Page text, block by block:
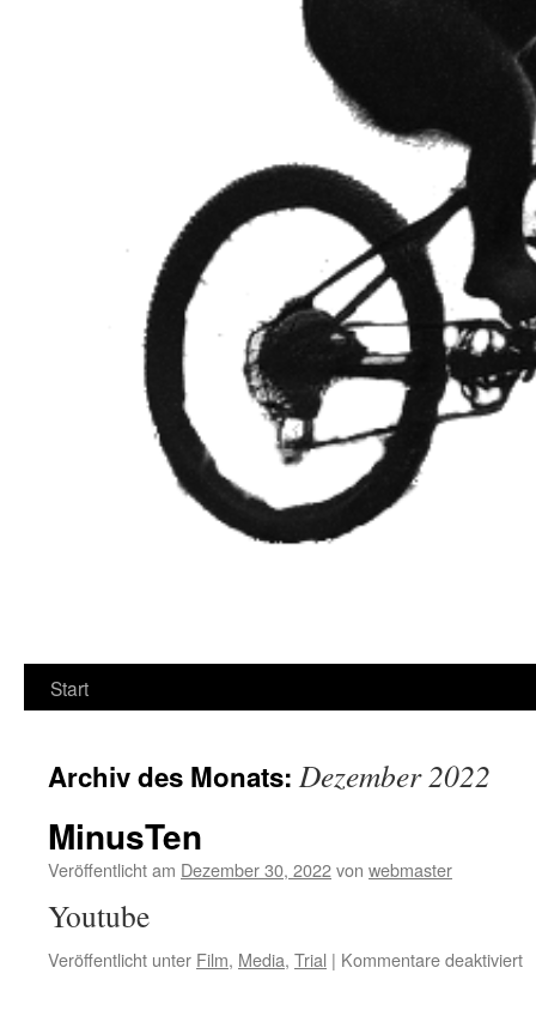
Start
Archiv des Monats: Dezember 2022
MinusTen
Veröffentlicht am Dezember 30, 2022von webmaster
Youtube
Veröffentlicht unter Film, Media, Trial | Kommentare deaktiviert